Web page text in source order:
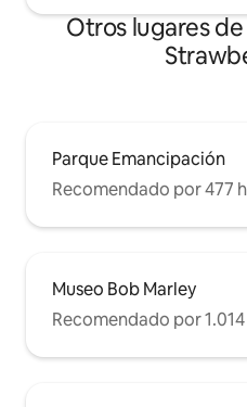
Otros lugares
Parque Emancipación
Recomendado por 477
Museo Bob Marley
Recomendado por